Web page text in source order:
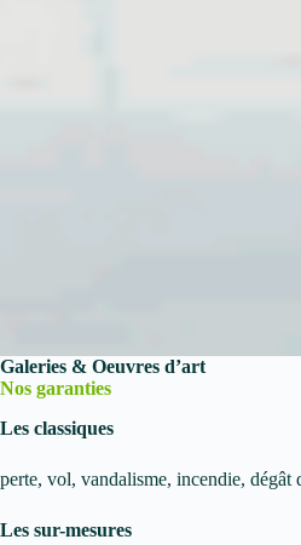
Galeries & Oeuvres d’art
Nos garanties
Les classiques
perte, vol, vandalisme, incendie, dégât
Les sur-mesures